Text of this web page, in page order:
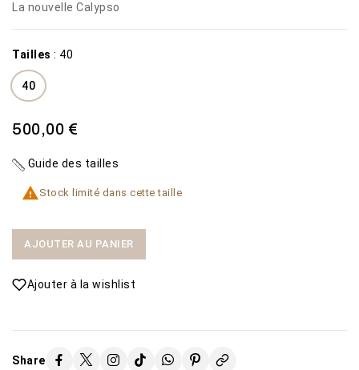
La nouvelle Calypso
Tailles : 40
40
500,00 €
Guide des tailles
 Stock limité dans cette taille
AJOUTER AU PANIER
Ajouter à la wishlist
Share